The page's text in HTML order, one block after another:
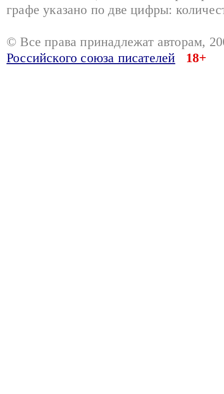
графе указано по две цифры:
© Все права принадлежат авторам,
Российского союза писателей
18+